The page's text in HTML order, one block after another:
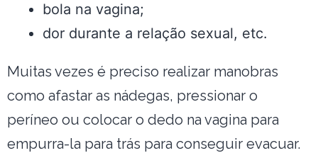
bola na vagina;
dor durante a relação sexual, etc.
Muitas vezes é preciso realizar manobras
como afastar as nádegas, pressionar o
períneo ou colocar o dedo na vagina para
empurra-la para trás para conseguir evacuar.